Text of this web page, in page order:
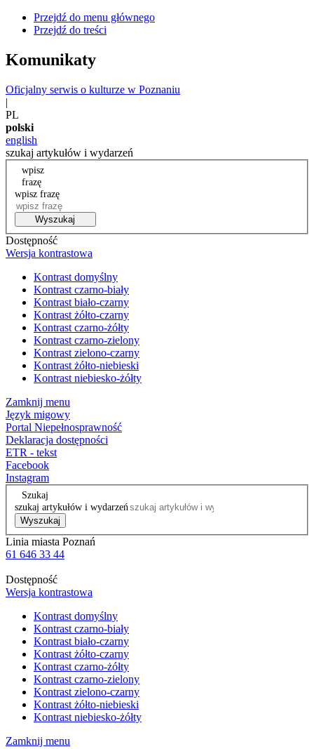
Przejdź do menu głównego
Przejdź do treści
Komunikaty
Oficjalny serwis o kulturze w Poznaniu
|
PL
polski
english
szukaj artykułów i wydarzeń
wpisz
frazę
wpisz frazę
Wyszukaj
Dostępność
Wersja kontrastowa
Kontrast domyślny
Kontrast czarno-biały
Kontrast biało-czarny
Kontrast żółto-czarny
Kontrast czarno-żółty
Kontrast czarno-zielony
Kontrast zielono-czarny
Kontrast żółto-niebieski
Kontrast niebiesko-żółty
Zamknij menu
Język migowy
Portal Niepełnosprawność
Deklaracja dostępności
ETR - tekst
Facebook
Instagram
Szukaj
szukaj artykułów i wydarzeń
Wyszukaj
Linia miasta Poznań
61 646 33 44
Dostępność
Wersja kontrastowa
Kontrast domyślny
Kontrast czarno-biały
Kontrast biało-czarny
Kontrast żółto-czarny
Kontrast czarno-żółty
Kontrast czarno-zielony
Kontrast zielono-czarny
Kontrast żółto-niebieski
Kontrast niebiesko-żółty
Zamknij menu